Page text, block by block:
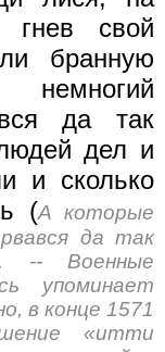
свой
бранную
да так
дел и
и сколько
(А которые
да так
-- Военные
упоминает
в конце 1571
«итти